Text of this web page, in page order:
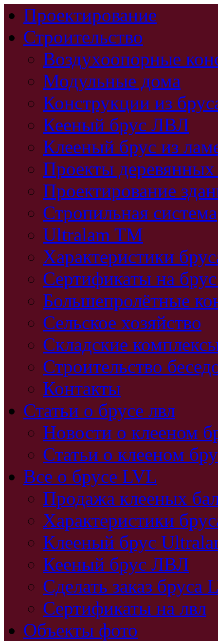
Проектирование
Строительство
Воздухоопорные
Модульные дома
Конструкции из
Кееный брус ЛВЛ
Клееный брус из
Проекты
Проектирование
Стропильная система
Ultralam TM
Характеристики
Сертификаты на
Большепролётные
Сельское хозяйство
Складские
Строительство
Контакты
Статьи о брусе лвл
Новости о клееном
Статьи о клееном
Все о брусе LVL
Продажа клееных
Характеристики
Клееный брус
Кееный брус ЛВЛ
Сделать заказ бруса
Сертификаты на лвл
Объекты фото